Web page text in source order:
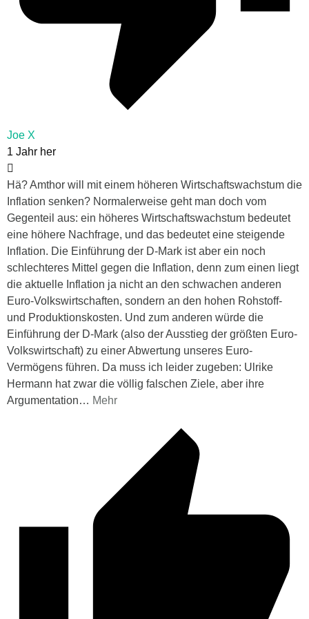
Joe X
1 Jahr her
Hä? Amthor will mit einem höheren Wirtschaftswachstum die
Inflation senken? Normalerweise geht man doch vom
Gegenteil aus: ein höheres Wirtschaftswachstum bedeutet
eine höhere Nachfrage, und das bedeutet eine steigende
Inflation. Die Einführung der D-Mark ist aber ein noch
schlechteres Mittel gegen die Inflation, denn zum einen liegt
die aktuelle Inflation ja nicht an den schwachen anderen
Euro-Volkswirtschaften, sondern an den hohen Rohstoff-
und Produktionskosten. Und zum anderen würde die
Einführung der D-Mark (also der Ausstieg der größten Euro-
Volkswirtschaft) zu einer Abwertung unseres Euro-
Vermögens führen. Da muss ich leider zugeben: Ulrike
Hermann hat zwar die völlig falschen Ziele, aber ihre
Argumentation… Mehr